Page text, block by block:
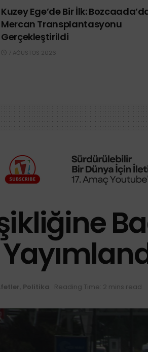
Kuzey Ege’de Bir İlk:
Mercan Transplantasyonu
Gerçekleştirildi
7 AĞUSTOS 2026
Politika Reading Time: 2 mins read